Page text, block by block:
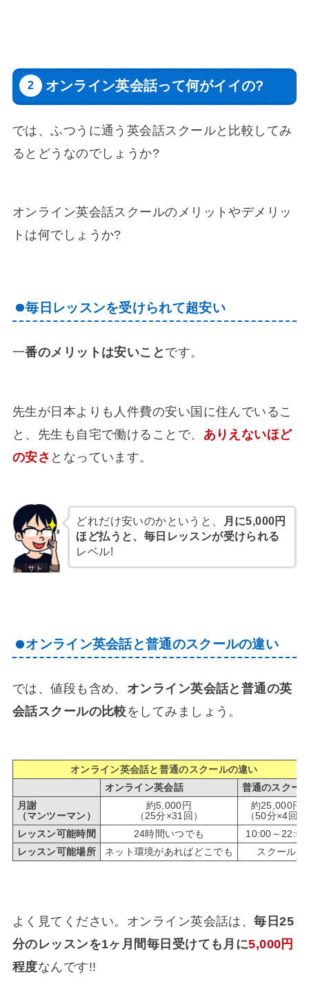
オンライン英会話って何がイイの?
では、ふつうに通う英会話スクールと比較してみ
るとどうなのでしょうか?
オンライン英会話スクールのメリットやデメリッ
トは何でしょうか?
毎日レッスンを受けられて超安い
一番のメリットは安いこと です。
先生が日本よりも人件費の安い国に住んでいるこ
と、先生も自宅で働けることで、 ありえないほど
の安さ となっています。
どれだけ安いのかというと、
月に5,000円
ほど払うと、毎日レッスンが受けられる
レベル!
オンライン英会話と普通のスクールの違い
では、値段も含め、 オンライン英会話と普通の英
会話スクールの比較をしてみましょう。
オンライン英会話と普通のスクールの違い
オンライン英会話
普通のスクー
月謝
（マンツーマン）
約5,000円
（25分×31回）
約25,000円
（50分×4回）
レッスン可能時間
24時間いつでも
10:00～22:00
レッスン可能場所
ネット環境があればどこでも スクール
よく見てください。オンライン英会話は、毎日25
分のレッスンを1ヶ月間毎日受けても月に5,000円
程度なんです!!